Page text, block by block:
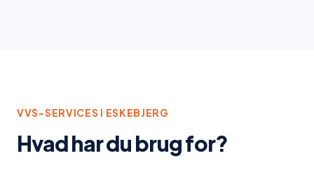
VVS-SERVICES I ESKEBJERG
Hvad har du brug for?